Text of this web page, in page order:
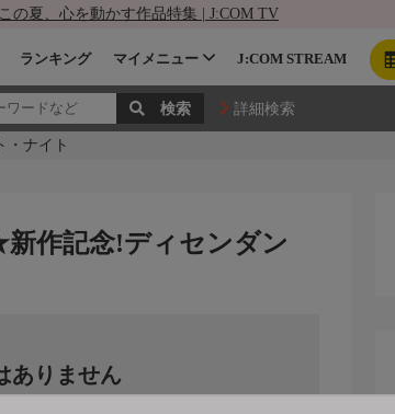
この夏、心を動かす作品特集 | J:COM TV
ランキング マイメニュー J:COM STREAM
詳細検索
・ナイト
作記念!ディセンダン
ありません